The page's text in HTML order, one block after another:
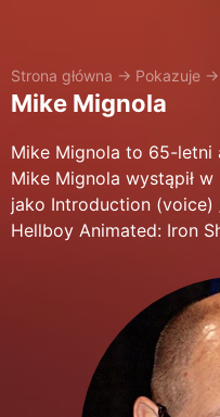
Strona główna → Pokazuje →
Mike Mignola
Mike Mignola to 65-letni
Mike Mignola wystąpił
jako Introduction
Hellboy Animated: Iron